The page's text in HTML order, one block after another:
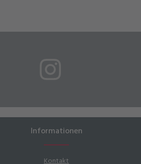
Informationen
Kontakt